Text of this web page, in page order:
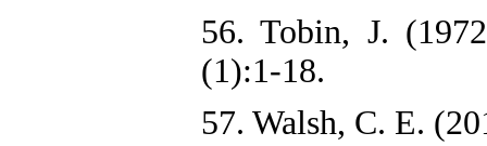
56. Tobin, J.
(1):1-18.
57. Walsh, C. E.